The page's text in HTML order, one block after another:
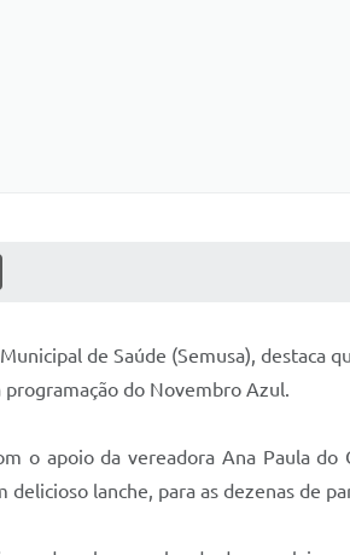
MÍDIAS
de Saúde (Semusa), destaca
do Novembro Azul.
o apoio da vereadora Ana Paula
lanche, para as dezenas de